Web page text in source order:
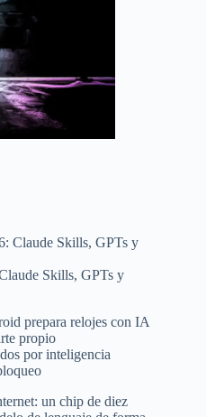
Skills, GPTs y
por inteligencia